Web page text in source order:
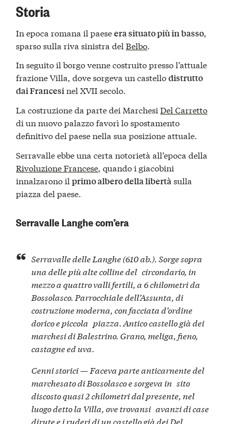
Storia
In epoca romana il paeseera situato più in basso,
sparso sulla riva sinistra delBelbo.
In seguito il borgo venne costruito presso l’attuale
frazione Villa, dove sorgeva un castellodistrutto
dai Francesinel XVII secolo.
La costruzione da parte dei MarchesiDel Carretto
di un nuovo palazzo favorì lo spostamento
definitivo del paese nella sua posizione attuale.
Serravalle ebbe una certa notorietà all’epoca della
Rivoluzione Francese, quando i giacobini
innalzarono ilprimo albero della libertàsulla
piazza del paese.
Serravalle Langhe com’era
Serravalle delle Langhe (610 ab.). Sorge sopra
una delle più alte colline del circondario, in
mezzo a quattro valli fertili, a 6 chilometri da
Bossolasco. Parrocchiale dell’Assunta, di
costruzione moderna, con facciata d’ordine
dorico e piccola piazza. Antico castello già dei
marchesi di Balestrino. Grano, meliga, fieno,
castagne ed uva.
Cenni storici — Faceva parte anticarnente del
marchesato di Bossolasco e sorgeva in sito
discosto quasi 2 chilometri dal presente, nel
luogo detto la Villa, ove trovansi avanzi di case
dirute e i ruderi di un castello già dei Del